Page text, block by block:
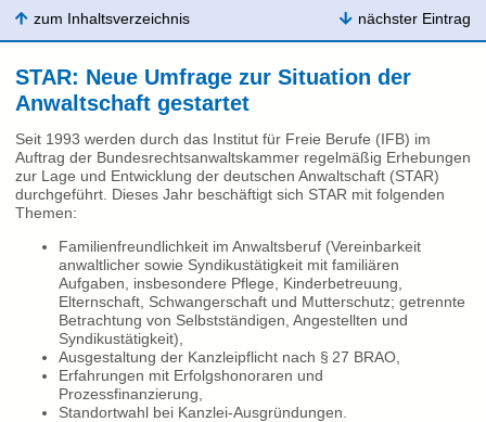
zum Inhaltsverzeichnis nächster Eintrag
STAR: Neue Umfrage zur Situation der
Anwaltschaft gestartet
Seit 1993 werden durch das Institut für Freie Berufe (IFB) im
Auftrag der Bundesrechtsanwaltskammer regelmäßig Erhebungen
zur Lage und Entwicklung der deutschen Anwaltschaft (STAR)
durchgeführt. Dieses Jahr beschäftigt sich STAR mit folgenden
Themen:
Familienfreundlichkeit im Anwaltsberuf (Vereinbarkeit
anwaltlicher sowie Syndikustätigkeit mit familiären
Aufgaben, insbesondere Pflege, Kinderbetreuung,
Elternschaft, Schwangerschaft und Mutterschutz; getrennte
Betrachtung von Selbstständigen, Angestellten und
Syndikustätigkeit),
Ausgestaltung der Kanzleipflicht nach § 27 BRAO,
Erfahrungen mit Erfolgshonoraren und
Prozessfinanzierung,
Standortwahl bei Kanzlei-Ausgründungen.